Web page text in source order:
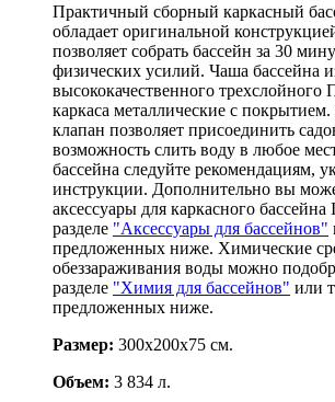
Практичный сборный каркасный
обладает оригинальной
позволяет собрать бассейн за 30
физических усилий. Чаша бассейна
высококачественного
каркаса металлические с
клапан позволяет присоединить
возможность слить воду в любое
бассейна следуйте рекомендациям,
инструкции. Дополнительно вы
аксессуары для каркасного бассейна
разделе "Аксессуары для бассейнов"
предложенных ниже. Химические
обеззараживания воды можно
разделе "Химия для бассейнов" или
предложенных ниже.
Размер: 300х200х75 см.
Объем: 3 834 л.